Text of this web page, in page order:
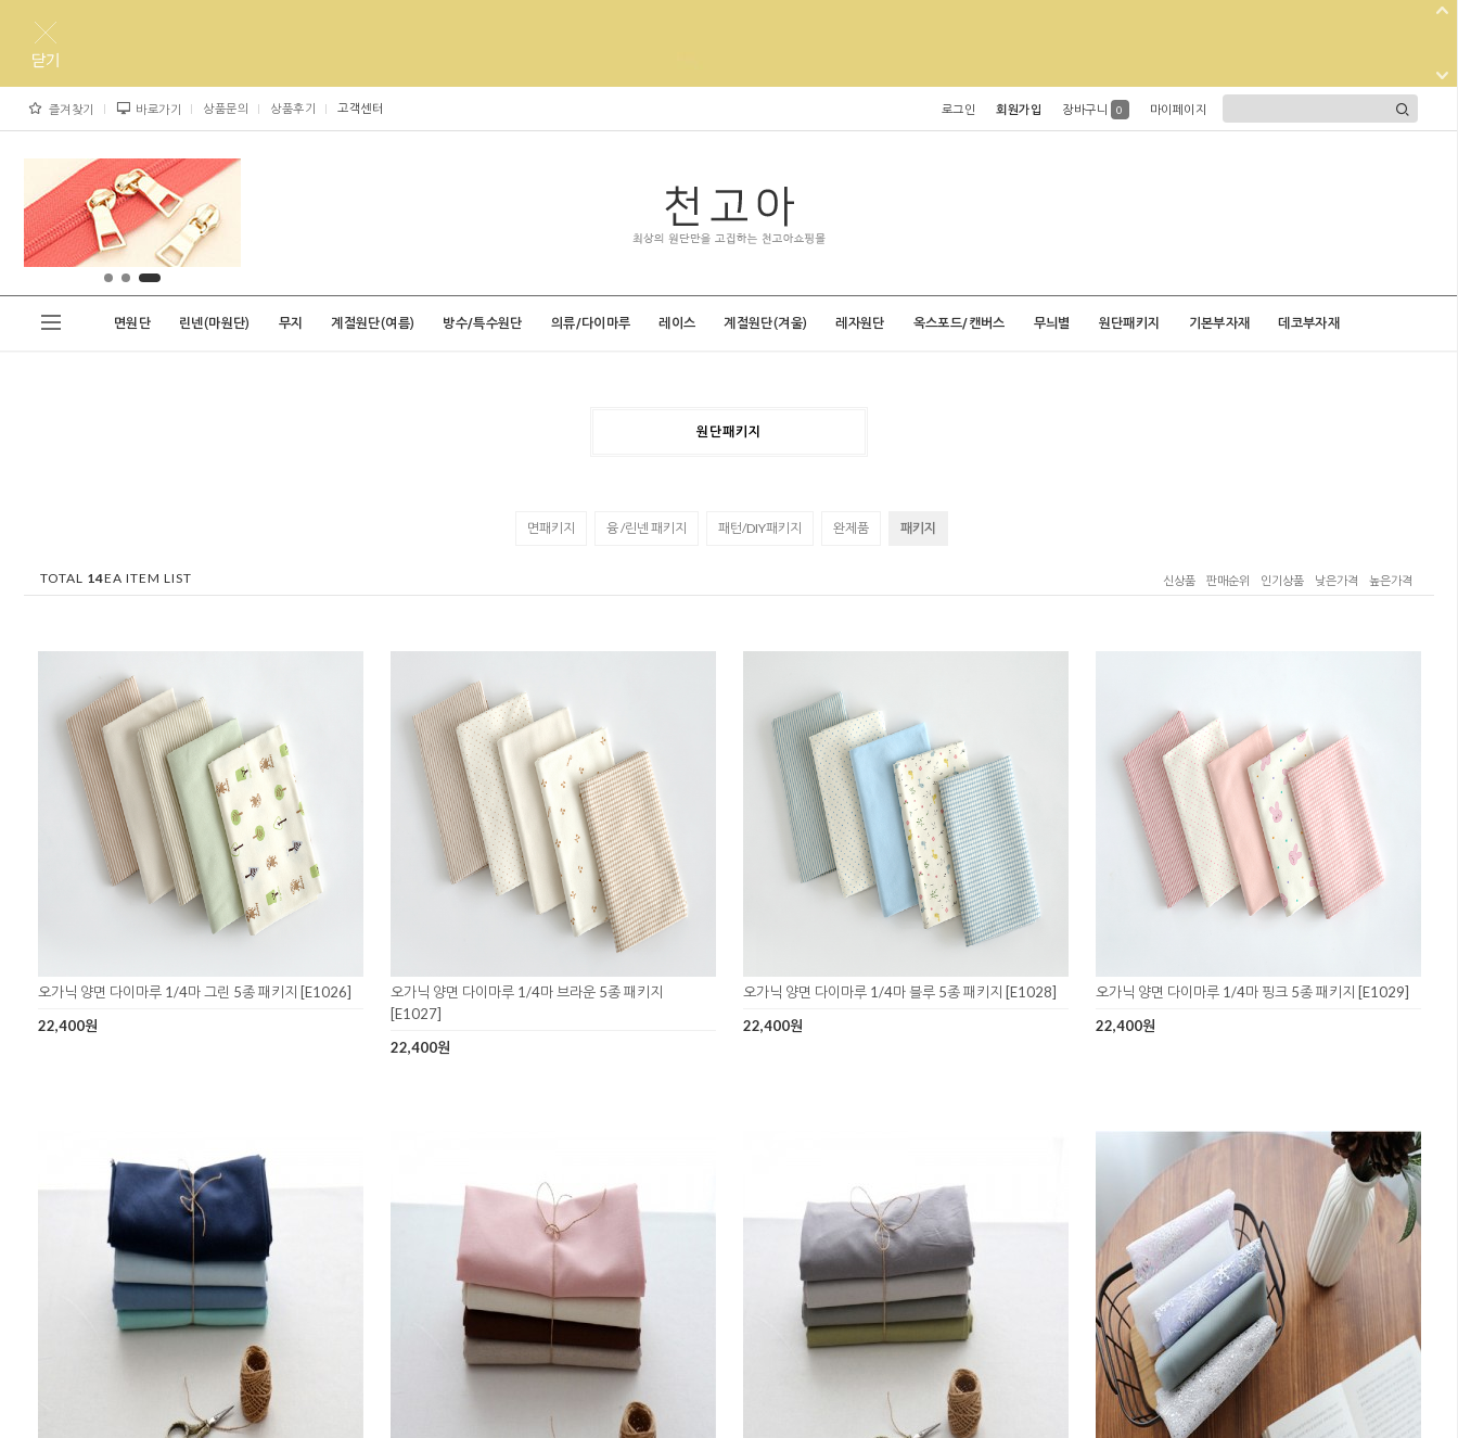
즐겨찾기 바로가기 상품문의 상품후기 고객센터 로그인 회원가입 장바구니 0 마이페이지
면원단 린넨(마원단) 무지 계절원단(여름) 방수/특수원단 의류/다이마루 레이스 계절원단(겨울) 레자원단 옥스포드/캔버스 무늬별 원단패키지 기본부자재 데코부자재
원단패키지
면패키지 융 /린넨 패키지 패턴/DIY패키지 완제품 패키지
TOTAL 14EA ITEM LIST 신상품 판매순위 인기상품 낮은가격 높은가격
오가닉 양면 다이마루 1/4마 그린 5종 패키지 [E1026]
22,400원
오가닉 양면 다이마루 1/4마 브라운 5종 패키지
[E1027]
22,400원
오가닉 양면 다이마루 1/4마 블루 5종 패키지 [E1028]
22,400원
오가닉 양면 다이마루 1/4마 핑크 5종 패키지 [E1029]
22,400원